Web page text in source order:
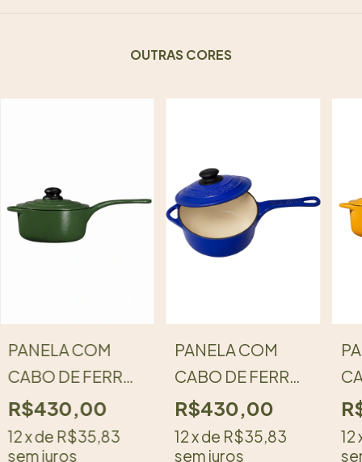
OUTRAS CORES
PANELA COM
CABO DE FERRO
ESMALTADA COM
TAMPA I
PEGADOR DE
R$430,00
12x de R$35,83
sem juros
PANELA COM
CABO DE FERRO
ESMALTADA COM
TAMPA I
PEGADOR DE
R$430,00
12x de R$35,83
sem juros
12